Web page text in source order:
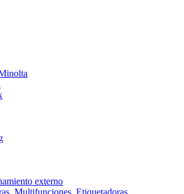
externo
Multifunciones, Etiquetadoras